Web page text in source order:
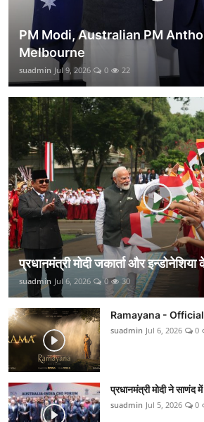
PM Modi, Australian PM
Melbourne
suadmin Jul 9, 2026 0 22
प्रधानमंत्री मोदी जकार्ता और इन्डोनेशिया
suadmin Jul 6, 2026 0 30
Ramayana -
suadmin Jul 6, 2026 0
प्रधानमंत्री मोदी ने साणंद
suadmin Jul 5, 2026 0